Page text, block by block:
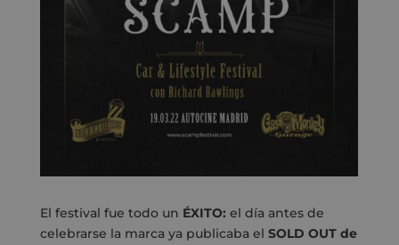
El festival fue todo un ÉXITO: el día antes de
celebrarse la marca ya publicaba el SOLD OUT de